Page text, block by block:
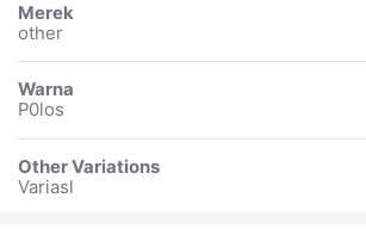
Merek
other
Warna
P0los
Other Variations
Variasl